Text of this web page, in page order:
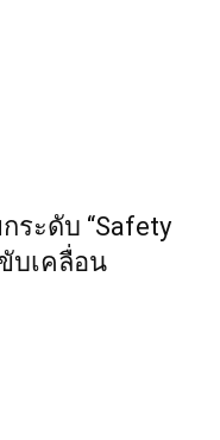
ระดับ “Safety
บเคลื่อน